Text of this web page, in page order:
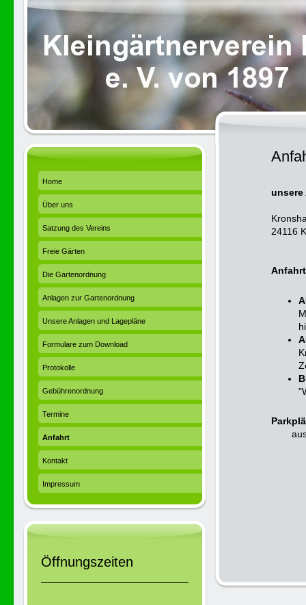
unsere
24116
Anfahrt
Home
Über uns
Satzung des Vereins
Freie Gärten
Die Gartenordnung
Anlagen zur Gartenordnung
Unsere Anlagen und Lagepläne
Formulare zum Download
Protokolle
Gebührenordnung
Termine
Anfahrt
Kontakt
Impressum
Öffnungszeiten